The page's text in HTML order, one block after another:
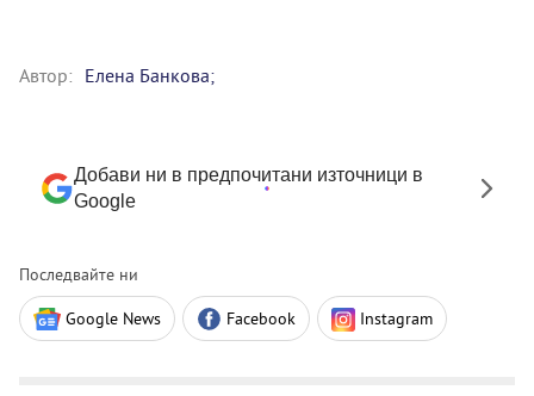
Автор: Елена Банкова;
Добави ни в предпочитани източници в
Google
Последвайте ни
Google News Facebook Instagram